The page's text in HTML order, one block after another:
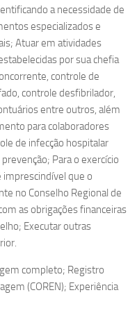
a necessidade de
especializados e
Atuar em atividades
por sua chefia
controle de
controle desfibrilador,
entre outros, além
para colaboradores
de infecção hospitalar
Para o exercício
imprescindível que o
no Conselho Regional de
as obrigações financeiras
Executar outras
completo; Registro
(COREN); Experiência